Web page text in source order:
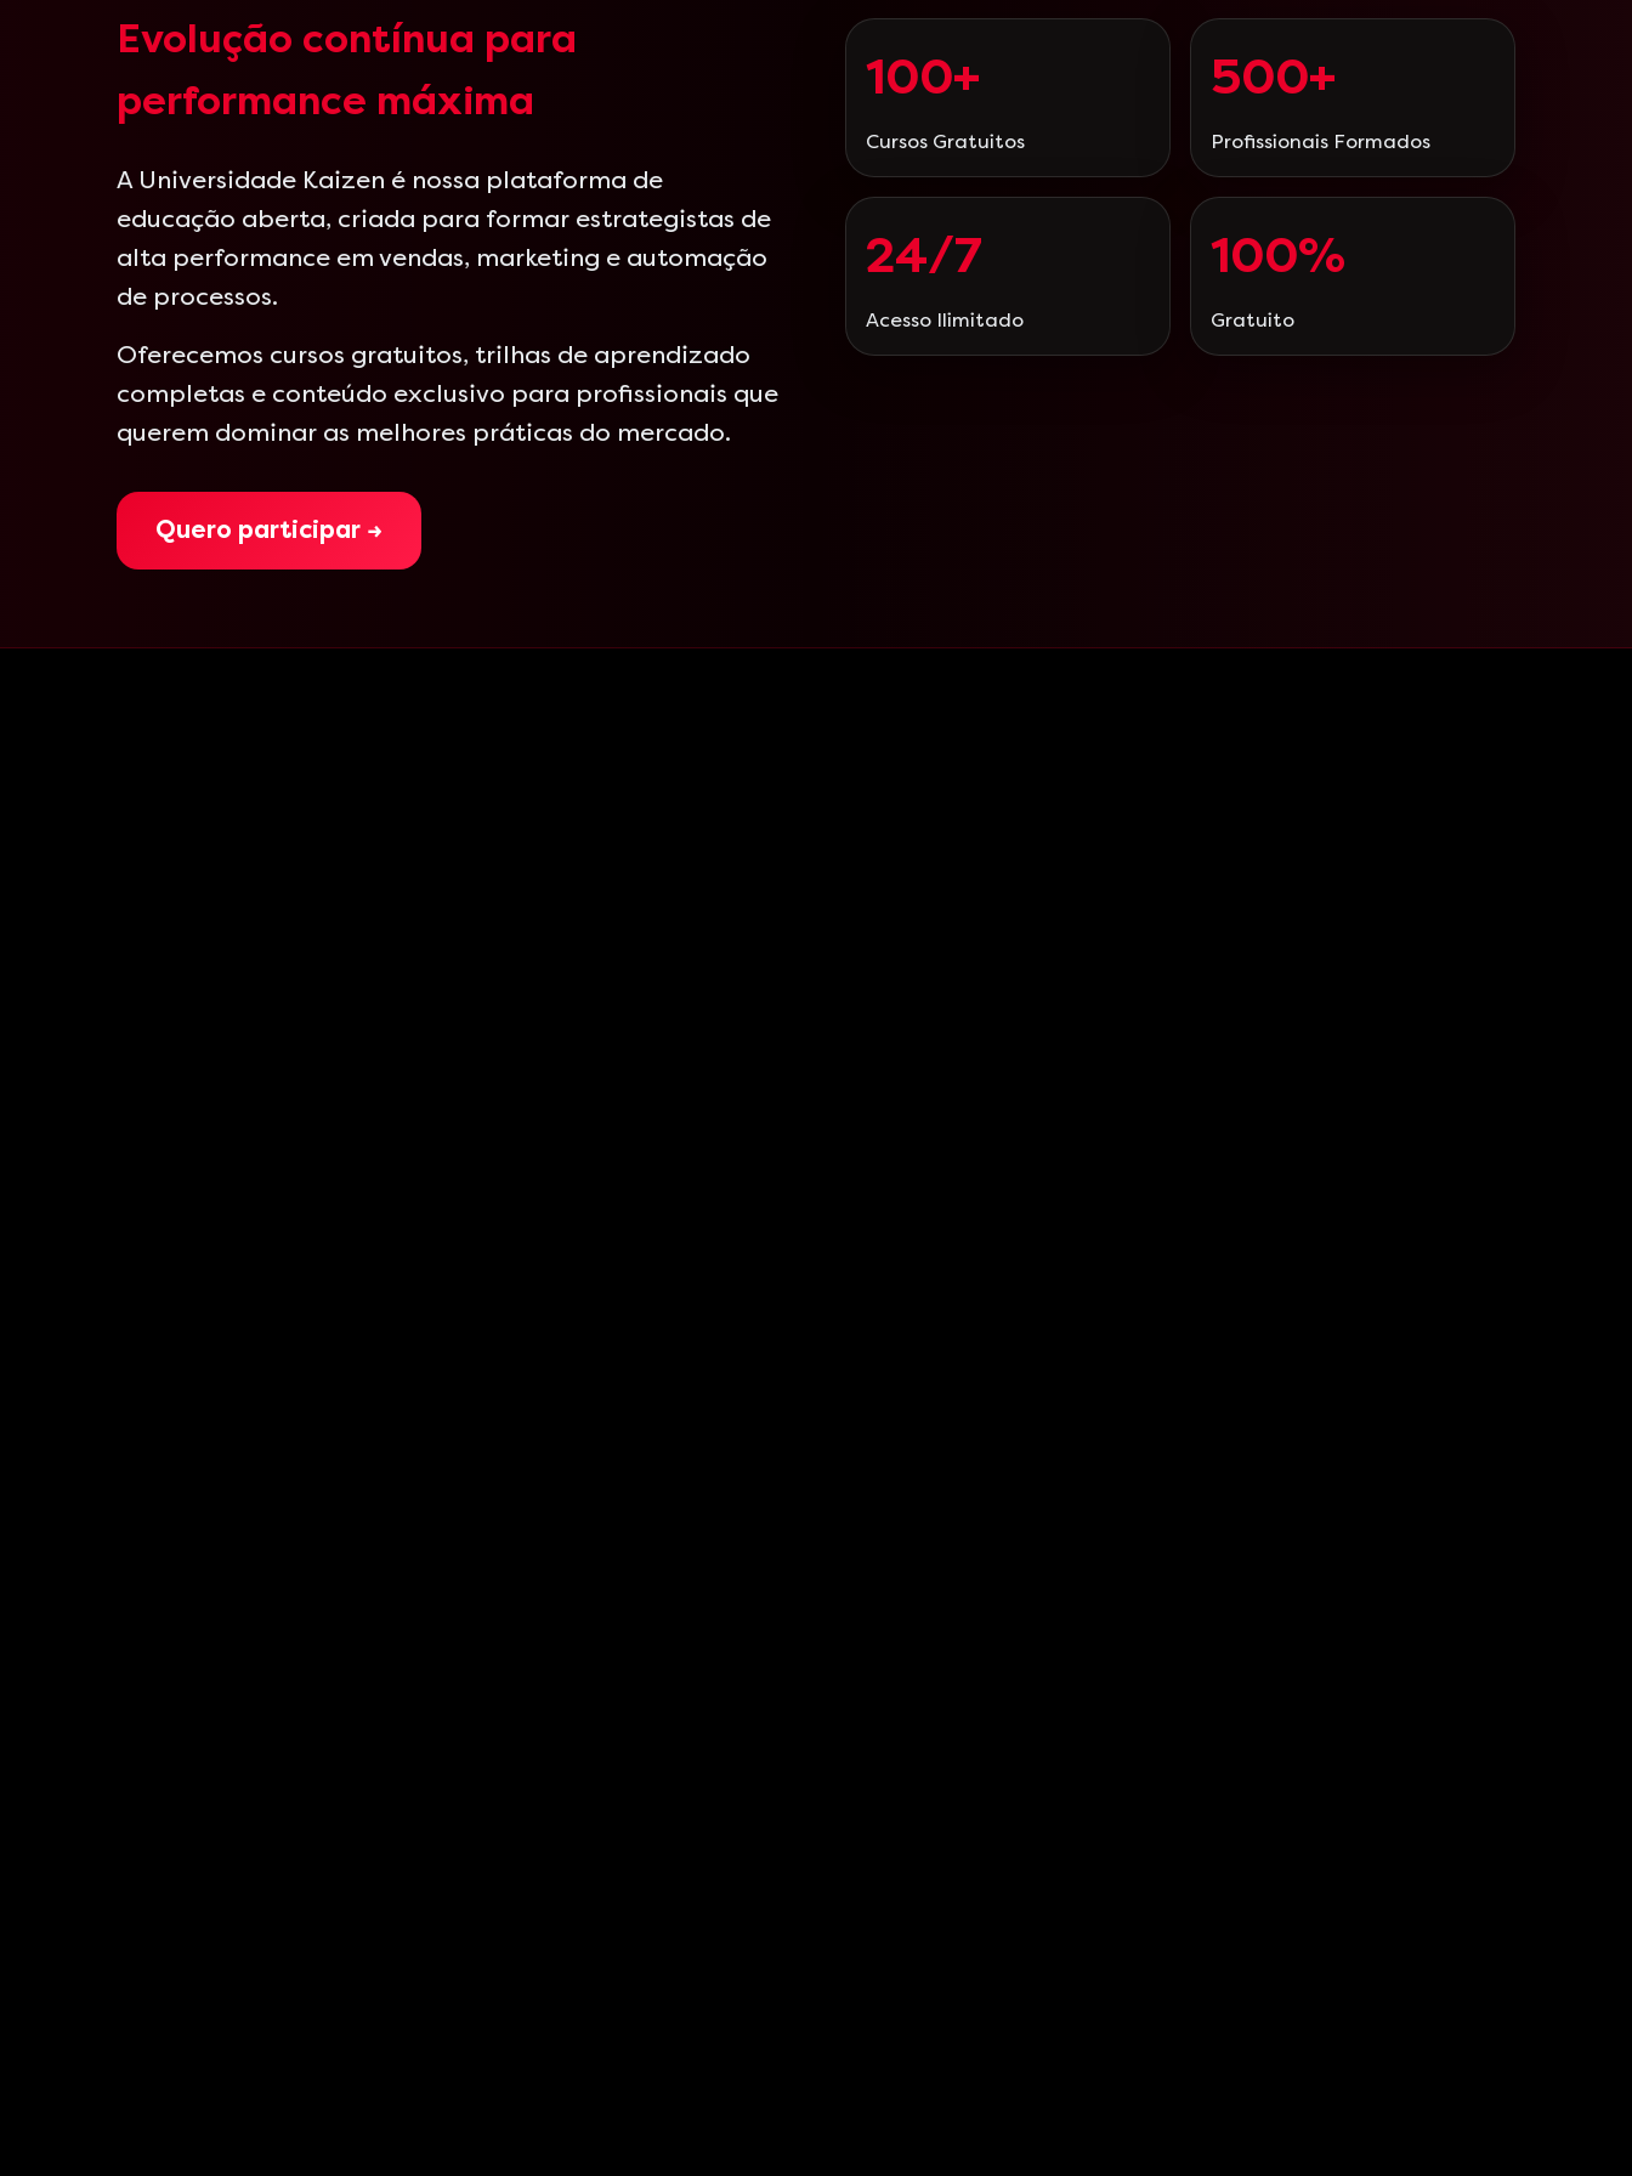
Evolução contínua para
performance máxima
A Universidade Kaizen é nossa plataforma de
educação aberta, criada para formar estrategistas de
alta performance em vendas, marketing e automação
de processos.
Oferecemos cursos gratuitos, trilhas de aprendizado
completas e conteúdo exclusivo para profissionais que
querem dominar as melhores práticas do mercado.
Quero participar →
100+
Cursos Gratuitos
500+
Profissionais Formados
24/7
Acesso Ilimitado
100%
Gratuito